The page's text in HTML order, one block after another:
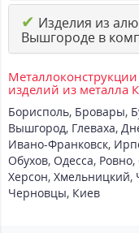
✔ Изделия из
Вышгороде в
изделий из металла
Борисполь, Бровары,
Вышгород, Глеваха,
Ивано-Франковск,
Обухов, Одесса, Ровно,
Херсон, Хмельницкий,
Черновцы, Киев